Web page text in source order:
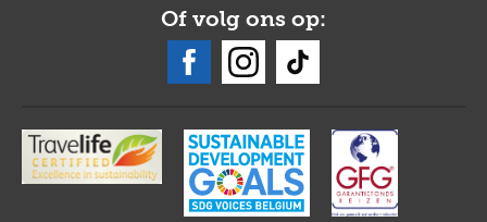
Of volg ons op: